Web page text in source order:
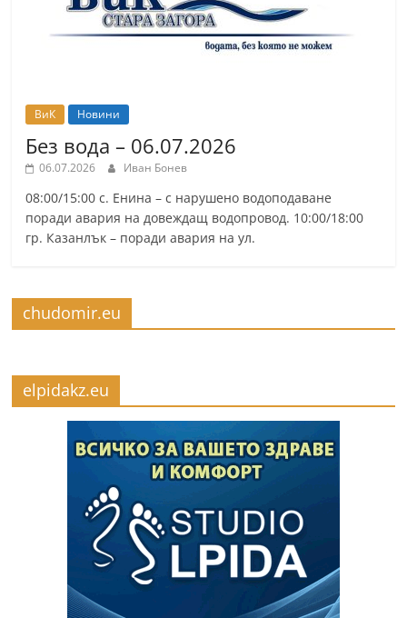
ВиК Новини
Без вода – 06.07.2026
06.07.2026 Иван Бонев
08:00/15:00 с. Енина – с нарушено водоподаване
поради авария на довеждащ водопровод. 10:00/18:00
гр. Казанлък – поради авария на ул.
chudomir.eu
elpidakz.eu